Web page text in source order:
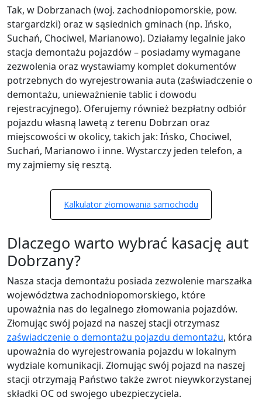
Tak, w Dobrzanach (woj. zachodniopomorskie, pow.
stargardzki) oraz w sąsiednich gminach (np. Ińsko,
Suchań, Chociwel, Marianowo). Działamy legalnie jako
stacja demontażu pojazdów – posiadamy wymagane
zezwolenia oraz wystawiamy komplet dokumentów
potrzebnych do wyrejestrowania auta (zaświadczenie o
demontażu, unieważnienie tablic i dowodu
rejestracyjnego). Oferujemy również bezpłatny odbiór
pojazdu własną lawetą z terenu Dobrzan oraz
miejscowości w okolicy, takich jak: Ińsko, Chociwel,
Suchań, Marianowo i inne. Wystarczy jeden telefon, a
my zajmiemy się resztą.
Kalkulator złomowania samochodu
Dlaczego warto wybrać kasację aut
Dobrzany?
Nasza stacja demontażu posiada zezwolenie marszałka
województwa zachodniopomorskiego, które
upoważnia nas do legalnego złomowania pojazdów.
Złomując swój pojazd na naszej stacji otrzymasz
zaświadczenie o demontażu pojazdu demontażu, która
upoważnia do wyrejestrowania pojazdu w lokalnym
wydziale komunikacji. Złomując swój pojazd na naszej
stacji otrzymają Państwo także zwrot nieywkorzystanej
składki OC od swojego ubezpieczyciela.